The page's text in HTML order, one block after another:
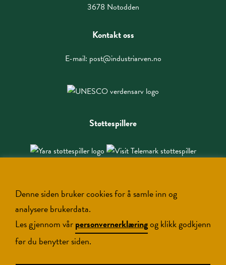
3678 Notodden
Kontakt oss
E-mail: post@industriarven.no
Støttespillere
Denne siden bruker cookies for å samle inn og
analysere brukerdata.
Les gjennom vårpersonvernerklæringog klikk godkjenn
før du benytter siden.